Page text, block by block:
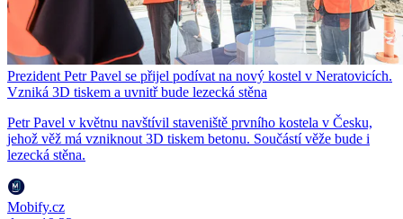
Prezident Petr Pavel se přijel podívat na nový kostel v Neratovicích.
Vzniká 3D tiskem a uvnitř bude lezecká stěna
Petr Pavel v květnu navštívil staveniště prvního kostela v Česku,
jehož věž má vzniknout 3D tiskem betonu. Součástí věže bude i
lezecká stěna.
Mobify.cz